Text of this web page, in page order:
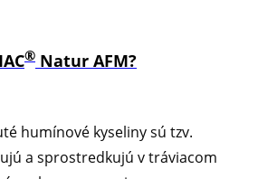
® Natur AFM?
humínové kyseliny sú tzv.
a sprostredkujú v tráviacom